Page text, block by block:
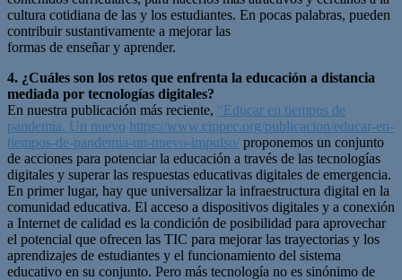
cultura cotidiana de las y los estudiantes. En pocas palabras, pueden
contribuir sustantivamente a mejorar las
formas de enseñar y aprender.
4. ¿Cuáles son los retos que enfrenta la educación a distancia
mediada por tecnologías digitales?
En nuestra publicación más reciente, “Educar en tiempos de
pandemia. Un nuevo https://www.cippec.org/publicacion/educar-en-
tiempos-de-pandemia-un-nuevo-impulso/ proponemos un conjunto
de acciones para potenciar la educación a través de las tecnologías
digitales y superar las respuestas educativas digitales de emergencia.
En primer lugar, hay que universalizar la infraestructura digital en la
comunidad educativa. El acceso a dispositivos digitales y a conexión
a Internet de calidad es la condición de posibilidad para aprovechar
el potencial que ofrecen las TIC para mejorar las trayectorias y los
aprendizajes de estudiantes y el funcionamiento del sistema
educativo en su conjunto. Pero más tecnología no es sinónimo de